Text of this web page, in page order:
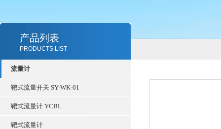
产品列表
PRODUCTS LIST
流量计
靶式流量开关 SY-WK-01
靶式流量计 YCBL
靶式流量计